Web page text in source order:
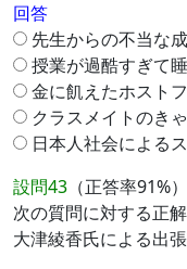
回答
先生からの不当な
授業が過酷すぎて
金に飢えたホスト
クラスメイトのき
日本人社会による
設問43 （正答率91%）
次の質問に対する正
大津綾香氏による出